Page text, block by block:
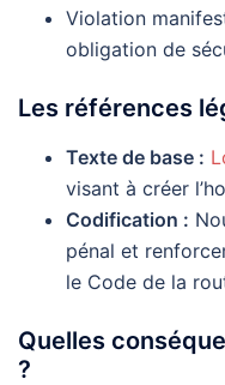
Violation
obligation de
Les références
Texte de base :
visant à créer
Codification :
pénal et
le Code de la
Quelles
?